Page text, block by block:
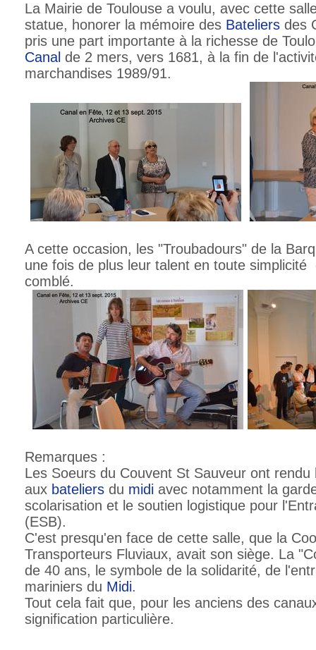
La Mairie de Toulouse a voulu, avec cette
statue, honorer la mémoire des Bateliers des
pris une part importante à la richesse de
Canal de 2 mers, vers 1681, à la fin de
marchandises 1989/91.
A cette occasion, les "Troubadours" de la
une fois de plus leur talent en toute simplicité
comblé.
Remarques :
Les Soeurs du Couvent St Sauveur ont
aux bateliers du midi avec notamment la
scolarisation et le soutien logistique pour
(ESB).
C'est presqu'en face de cette salle, que la
Transporteurs Fluviaux, avait son siège. La
de 40 ans, le symbole de la solidarité, de
mariniers du Midi.
Tout cela fait que, pour les anciens des
signification particulière.